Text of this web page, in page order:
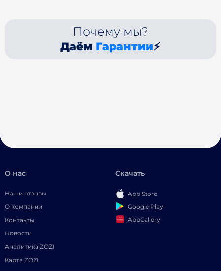
Почему мы?
Даём Гарантии⚡
О нас
Наши отзывы
О компании
Контакты
Новости
Аналитика ZOZI
Карта ZOZI
Скачать
App Store
Google Play
AppGallery